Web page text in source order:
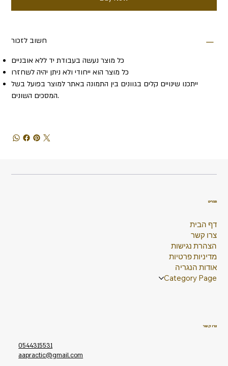
חשוב לזכור
כל מוצר נעשה בעבודת יד ללא אובניים
כל מוצר הוא ייחודי ולא ניתן יהיה לשחזרו
ייתכנו שינויים קלים בגוונים בין התמונה באתר למוצר בפועל בשל
המסכים השונים.
צרו קשר
0544315531
aapractic@gmail.com
תפריט
דף הבית
צרו קשר
הצהרת נגישות
מדיניות פרטיות
אודות הנגריה
Category Page